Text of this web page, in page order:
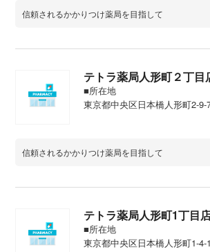
信頼されるかかりつけ薬局を目指して
テトラ薬局人形町２丁目
■所在地
東京都中央区日本橋人形町2-
信頼されるかかりつけ薬局を目指して
テトラ薬局人形町 1 丁 目
■所在地
東京都中央区日本橋人形町1-4-